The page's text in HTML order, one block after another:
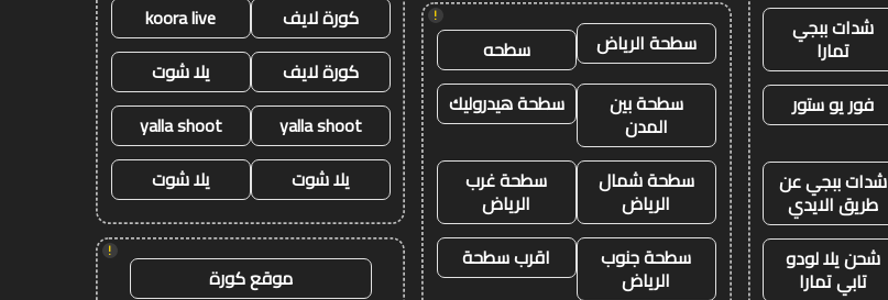
شدات ببجي
تمارا
فور يو ستور
شدات ببجي عن
طريق الايدي
شحن يلا لودو
تابي تمارا
!
سطحة الرياض
سطحه
سطحة بين
المدن
سطحة هيدروليك
سطحة شمال
الرياض
سطحة غرب
الرياض
سطحة جنوب
الرياض
اقرب سطحة
كورة لايف
koora live
كورة لايف
يلا شوت
yalla shoot
yalla shoot
يلا شوت
يلا شوت
!
موقع كورة